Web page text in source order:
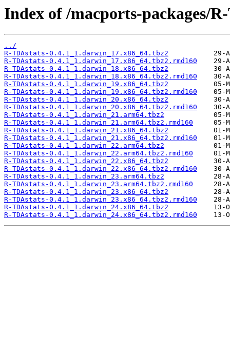
Index of /macports-packages/
../
R-TDAstats-0.4.1_1.darwin_17.x86_64.tbz2
R-TDAstats-0.4.1_1.darwin_17.x86_64.tbz2.rmd160
R-TDAstats-0.4.1_1.darwin_18.x86_64.tbz2
R-TDAstats-0.4.1_1.darwin_18.x86_64.tbz2.rmd160
R-TDAstats-0.4.1_1.darwin_19.x86_64.tbz2
R-TDAstats-0.4.1_1.darwin_19.x86_64.tbz2.rmd160
R-TDAstats-0.4.1_1.darwin_20.x86_64.tbz2
R-TDAstats-0.4.1_1.darwin_20.x86_64.tbz2.rmd160
R-TDAstats-0.4.1_1.darwin_21.arm64.tbz2
R-TDAstats-0.4.1_1.darwin_21.arm64.tbz2.rmd160
R-TDAstats-0.4.1_1.darwin_21.x86_64.tbz2
R-TDAstats-0.4.1_1.darwin_21.x86_64.tbz2.rmd160
R-TDAstats-0.4.1_1.darwin_22.arm64.tbz2
R-TDAstats-0.4.1_1.darwin_22.arm64.tbz2.rmd160
R-TDAstats-0.4.1_1.darwin_22.x86_64.tbz2
R-TDAstats-0.4.1_1.darwin_22.x86_64.tbz2.rmd160
R-TDAstats-0.4.1_1.darwin_23.arm64.tbz2
R-TDAstats-0.4.1_1.darwin_23.arm64.tbz2.rmd160
R-TDAstats-0.4.1_1.darwin_23.x86_64.tbz2
R-TDAstats-0.4.1_1.darwin_23.x86_64.tbz2.rmd160
R-TDAstats-0.4.1_1.darwin_24.x86_64.tbz2
R-TDAstats-0.4.1_1.darwin_24.x86_64.tbz2.rmd160